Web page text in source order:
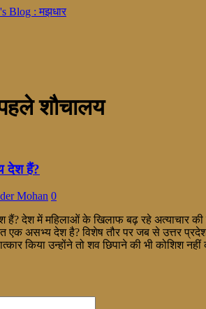
शौचालय
देश हैं?
Mohan 0
देश में महिलाओं के खिलाफ बढ़ रहे अत्याचार की
एक असभ्य देश है? विशेष तौर पर जब से उत्तर
किया उन्होंने तो शव छिपाने की भी कोशिश